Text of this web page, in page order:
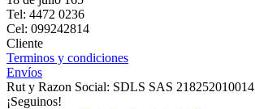
Tel: 4472 0236
Cel: 099242814
Cliente
Terminos y condiciones
Envíos
Rut y Razon Social: SDLS SAS 218252010014
¡Seguinos!